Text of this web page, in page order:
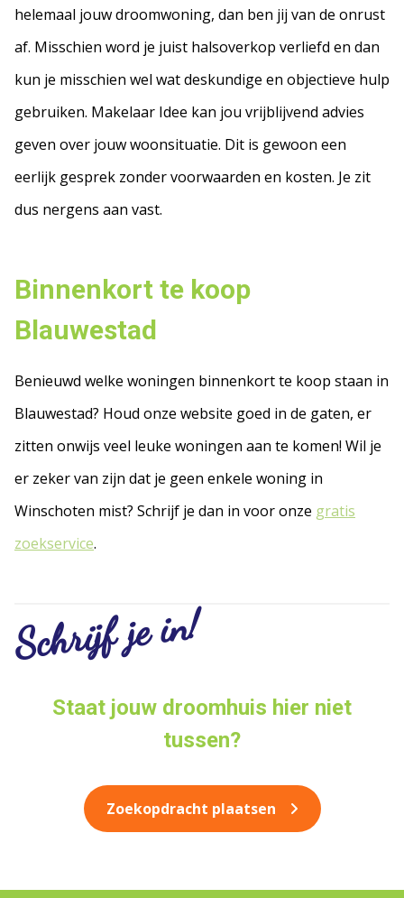
helemaal jouw droomwoning, dan ben jij van de onrust
af. Misschien word je juist halsoverkop verliefd en dan
kun je misschien wel wat deskundige en objectieve hulp
gebruiken. Makelaar Idee kan jou vrijblijvend advies
geven over jouw woonsituatie. Dit is gewoon een
eerlijk gesprek zonder voorwaarden en kosten. Je zit
dus nergens aan vast.
Binnenkort te koop
Blauwestad
Benieuwd welke woningen binnenkort te koop staan in
Blauwestad? Houd onze website goed in de gaten, er
zitten onwijs veel leuke woningen aan te komen! Wil je
er zeker van zijn dat je geen enkele woning in
Winschoten mist? Schrijf je dan in voor onze gratis
zoekservice.
Staat jouw droomhuis hier niet
tussen?
Schrijf je in!
Zoekopdracht plaatsen